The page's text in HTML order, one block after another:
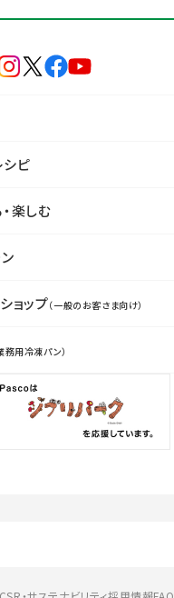
シピ
楽しむ
ョップ（一般のお客さま向け）
務用冷凍パン）